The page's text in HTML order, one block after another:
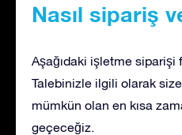
Nasıl sipariş
Aşağıdaki işletme siparişi
Talebinizle ilgili olarak
mümkün olan en kısa
geçeceğiz.